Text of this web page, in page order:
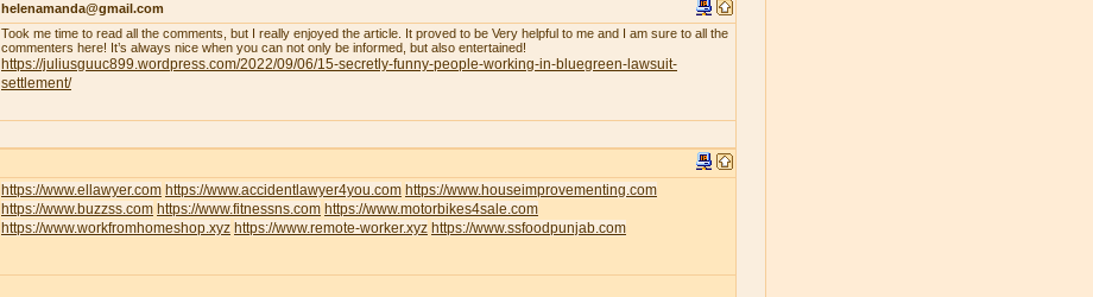
helenamanda@gmail.com
Took me time to read all the comments, but I really enjoyed the article. It proved to be Very helpful to me and I am sure to all the
commenters here! It’s always nice when you can not only be informed, but also entertained!
https://juliusguuc899.wordpress.com/2022/09/06/15-secretly-funny-people-working-in-bluegreen-lawsuit-
settlement/
https://www.ellawyer.com https://www.accidentlawyer4you.com https://www.houseimprovementing.com
https://www.buzzss.com https://www.fitnessns.com https://www.motorbikes4sale.com
https://www.workfromhomeshop.xyz https://www.remote-worker.xyz https://www.ssfoodpunjab.com